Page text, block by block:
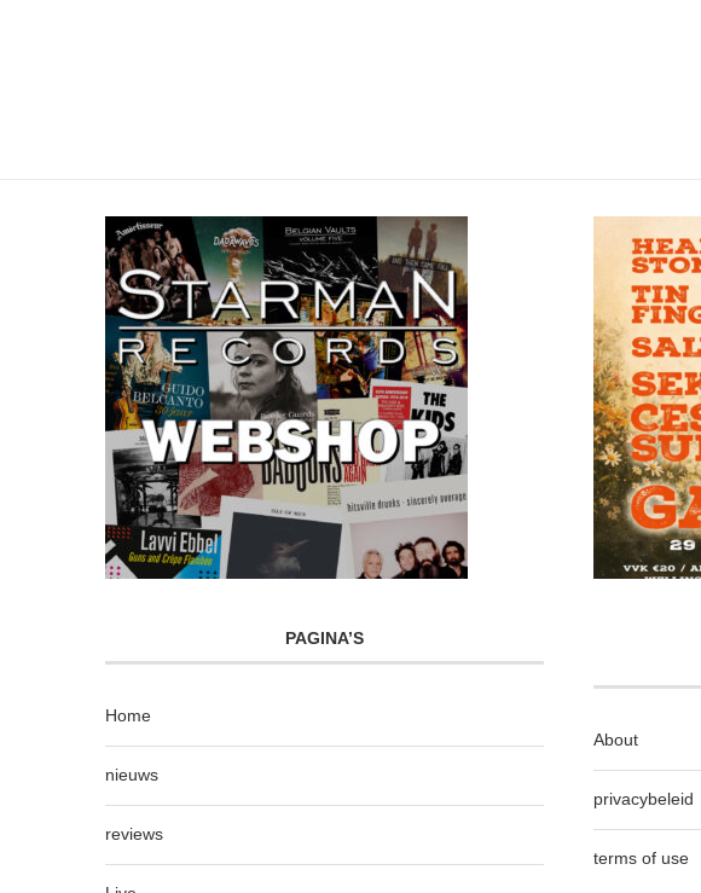
PAGINA’S
Home
nieuws
reviews
About
privacybeleid
terms of use